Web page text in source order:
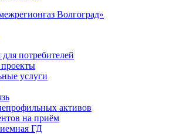
потребителей
услуги
активов
на приём
ГД